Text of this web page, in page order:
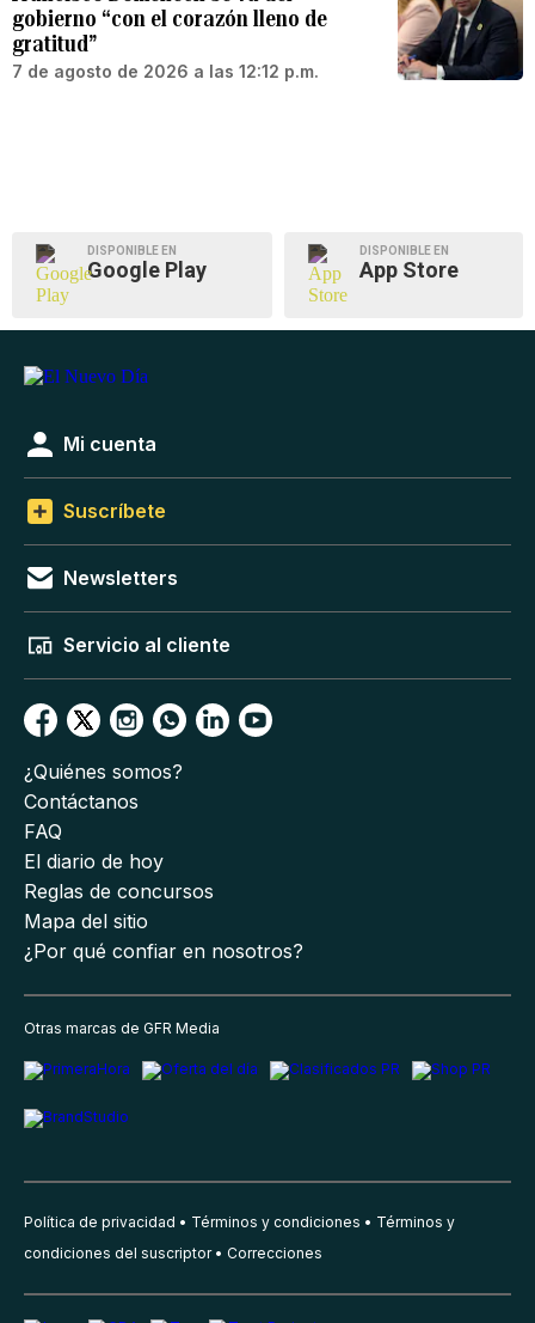
gobierno “con el corazón lleno de
gratitud”
7 de agosto de 2026 a las 12:12 p.m.
DISPONIBLE EN
Google Play
DISPONIBLE EN
App Store
Mi cuenta
Suscríbete
Newsletters
Servicio al cliente
¿Quiénes somos?
Contáctanos
FAQ
El diario de hoy
Reglas de concursos
Mapa del sitio
¿Por qué confiar en nosotros?
Otras marcas de GFR Media
Política de privacidad Términos y condiciones
Términos y
condiciones del suscriptor
Correcciones